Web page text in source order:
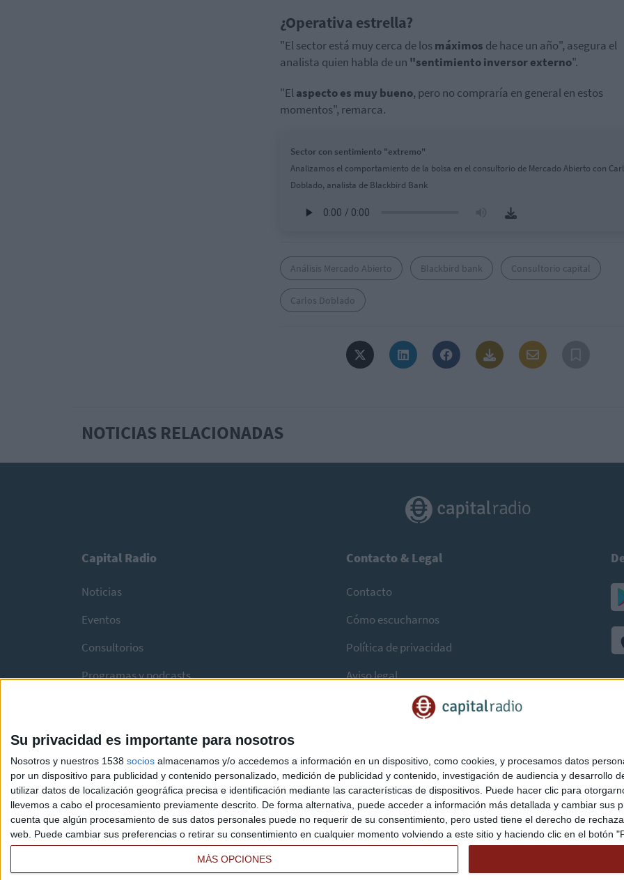
Su privacidad es importante para nosotros
Nosotros y nuestros 1538 socios almacenamos y/o accedemos a información en un dispositivo, como cookies, y procesamos datos
por un dispositivo para publicidad y contenido personalizado, medición de publicidad y contenido, investigación de audiencia y desarrollo
utilizar datos de localización geográfica precisa e identificación mediante las características de dispositivos. Puede hacer clic para
llevemos a cabo el procesamiento previamente descrito. De forma alternativa, puede acceder a información más detallada y cambiar sus
cuenta que algún procesamiento de sus datos personales puede no requerir de su consentimiento, pero usted tiene el derecho de
web. Puede cambiar sus preferencias o retirar su consentimiento en cualquier momento volviendo a este sitio y haciendo clic en el botón
MÁS OPCIONES
¿Operativa estrella?
"El sector está muy cerca de losmáximos de hace un año", asegura el
analista quien habla de un "sentimiento inversor externo".
"Elaspecto es muy bueno, pero no compraría en general en estos
momentos", remarca.
Sector con sentimiento "extremo"
Analizamos el comportamiento de la bolsa en el consultorio de Mercado Abierto con
Doblado, analista de Blackbird Bank
Análisis Mercado Abierto Blackbird bank Consultorio capital
Carlos Doblado
NOTICIAS RELACIONADAS
Capital Radio
Noticias
Eventos
Consultorios
Programas y podcasts
Contacto & Legal
Contacto
Cómo escucharnos
Política de privacidad
Aviso legal